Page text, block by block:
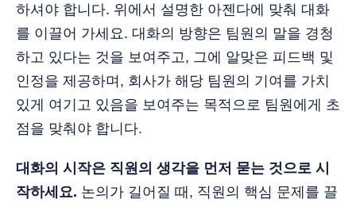
하셔야 합니다. 위에서 설명한 아젠다에 맞춰 대화
를 이끌어 가세요. 대화의 방향은 팀원의 말을 경청
하고 있다는 것을 보여주고, 그에 알맞은 피드백 및
인정을 제공하며, 회사가 해당 팀원의 기여를 가치
있게 여기고 있음을 보여주는 목적으로 팀원에게 초
점을 맞춰야 합니다.
대화의 시작은 직원의 생각을 먼저 묻는 것으로 시
작하세요. 논의가 길어질 때, 직원의 핵심 문제를 끌